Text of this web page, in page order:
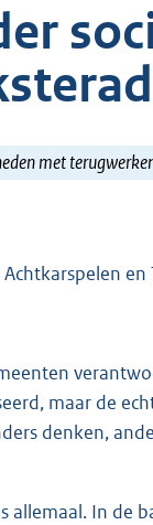
met
maar de
denken,
allemaal. In de